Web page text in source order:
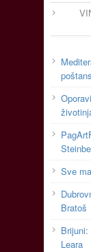
Sve
Bratoš
Leara